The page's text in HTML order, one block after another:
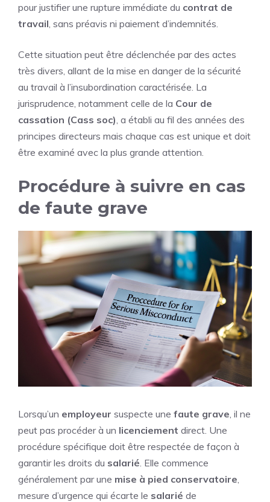
pour justifier une rupture immédiate du contrat de
travail , sans préavis ni paiement d’indemnités.
Cette situation peut être déclenchée par des actes
très divers, allant de la mise en danger de la sécurité
au travail à l’insubordination caractérisée. La
jurisprudence, notamment celle de la Cour de
cassation (Cass soc) , a établi au fil des années des
principes directeurs mais chaque cas est unique et doit
être examiné avec la plus grande attention.
Procédure à suivre en cas
de faute grave
Lorsqu’un employeur suspecte une faute grave, il ne
peut pas procéder à un licenciement direct. Une
procédure spécifique doit être respectée de façon à
garantir les droits du salarié. Elle commence
généralement par une mise à pied conservatoire,
mesure d’urgence qui écarte le salarié de